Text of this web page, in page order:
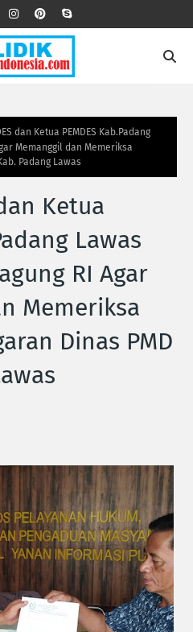
dan Ketua PEMDES Kab.Padang
Memanggil dan Memeriksa
Padang Lawas
Ketua
Lawas
RI Agar
Memeriksa
Dinas PMD